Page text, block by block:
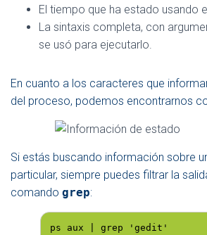
El tiempo que ha estado usando
La sintaxis completa, con
se usó para ejecutarlo.
En cuanto a los caracteres que
del proceso, podemos encontrarnos
Si estás buscando información sobre
particular, siempre puedes filtrar la
comando grep:
ps aux | grep 'gedit'